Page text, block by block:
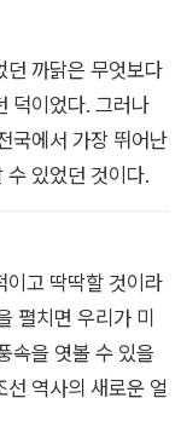
던 까닭은 무엇보다
덕이었다. 그러나
국에서 가장 뛰어난
수 있었던 것이다.
이고 딱딱할 것이라
펼치면 우리가 미
속을 엿볼 수 있을
역사의 새로운 얼